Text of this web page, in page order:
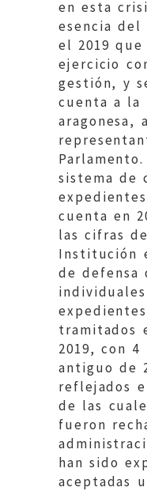
en esta
esencia del
el 2019
ejercicio
gestión, y
cuenta a la
aragonesa,
sistema de
cuenta en
las cifras
Institución
de defensa
tramitados
2019, con
antiguo de
reflejados
de las
fueron
han sido
aceptadas